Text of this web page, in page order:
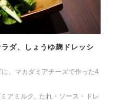
ダ、しょうゆ麹ドレッシ
、マカダミアチーズで作った4
アミルク
たれ・ソース・ドレ